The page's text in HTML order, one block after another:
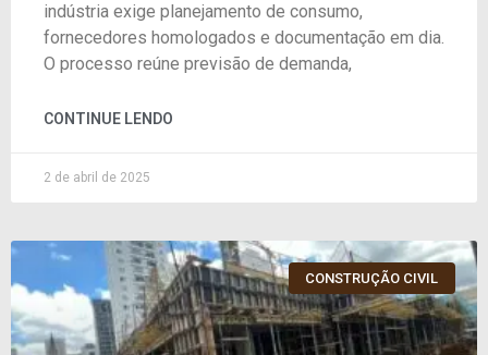
indústria exige planejamento de consumo,
fornecedores homologados e documentação em dia.
O processo reúne previsão de demanda,
CONTINUE LENDO
2 de abril de 2025
CONSTRUÇÃO CIVIL